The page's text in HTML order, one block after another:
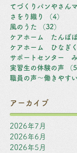
てづくりパンやさん
さをり織り
（4）
風のうた
（32）
ケアホーム たんぽ
ケアホーム ひなぎく
サポートセンター
実習生の体験の声
（
職員の声～働きやす
アーカイブ
2026年7月
2026年6月
2026年5月